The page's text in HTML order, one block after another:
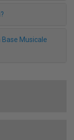
Musicale